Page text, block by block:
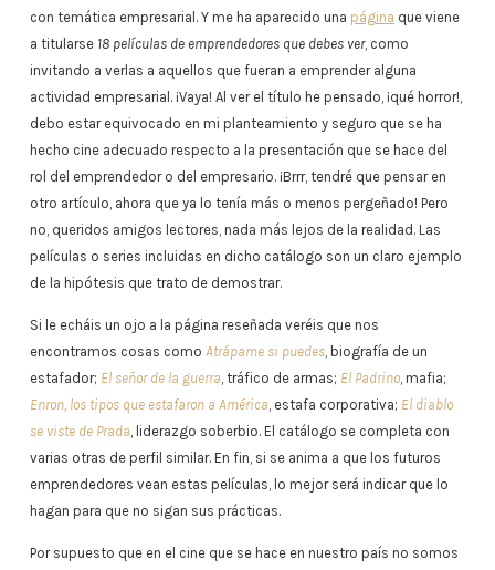
con temática empresarial. Y me ha aparecido una página que viene
a titularse 18 películas de emprendedores que debes ver, como
invitando a verlas a aquellos que fueran a emprender alguna
actividad empresarial. ¡Vaya! Al ver el título he pensado, ¡qué horror!,
debo estar equivocado en mi planteamiento y seguro que se ha
hecho cine adecuado respecto a la presentación que se hace del
rol del emprendedor o del empresario. ¡Brrr, tendré que pensar en
otro artículo, ahora que ya lo tenía más o menos pergeñado! Pero
no, queridos amigos lectores, nada más lejos de la realidad. Las
películas o series incluidas en dicho catálogo son un claro ejemplo
de la hipótesis que trato de demostrar.
Si le echáis un ojo a la página reseñada veréis que nos
encontramos cosas como Atrápame si puedes, biografía de un
estafador; El señor de la guerra, tráfico de armas; El Padrino, mafia;
Enron, los tipos que estafaron a América, estafa corporativa; El diablo
se viste de Prada, liderazgo soberbio. El catálogo se completa con
varias otras de perfil similar. En fin, si se anima a que los futuros
emprendedores vean estas películas, lo mejor será indicar que lo
hagan para que no sigan sus prácticas.
Por supuesto que en el cine que se hace en nuestro país no somos